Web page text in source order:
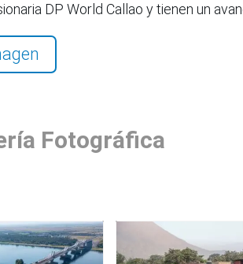
DP World Callao y tienen un
Fotográfica